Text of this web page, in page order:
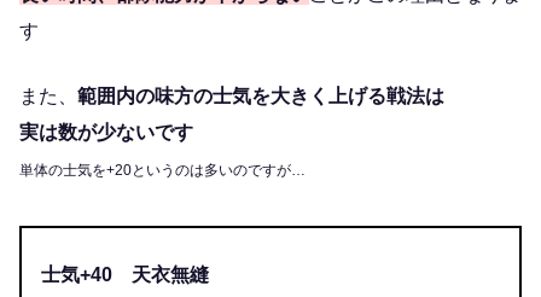
す
また、 範囲内の味方の士気を大きく上げる戦法は
実は数が少ないです
単体の士気を+20というのは多いのですが…
士気+40 天衣無縫